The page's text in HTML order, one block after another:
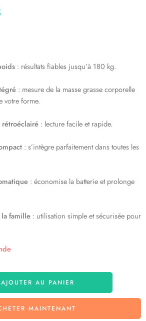
: résultats fiables jusqu’à 180 kg.
: mesure de la masse grasse corporelle
votre forme.
: lecture facile et rapide.
: s’intègre parfaitement dans toutes les
: économise la batterie et prolonge
famille : utilisation simple et sécurisée pour
AJOUTER AU PANIER
MAINTENANT